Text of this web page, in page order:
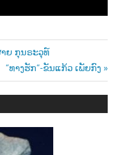
າຍ ກຸນຣະວຸທ໌
Next
Post:
“ທາງຮັກ“-ຂັນແກ້ວ ເພັຍກົງ